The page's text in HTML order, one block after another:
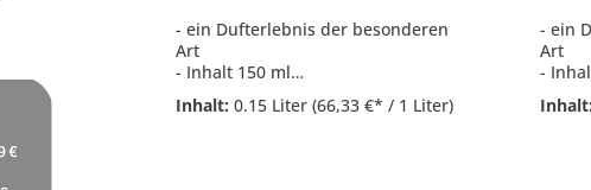
- ein Dufterlebnis der besonderen
Art
- Inhalt 150 ml
- Kunststoffflasche mit Aufhänger
Inhalt: 0.15 Liter (66,33 €* / 1 Liter)
- ein
Art
-
-